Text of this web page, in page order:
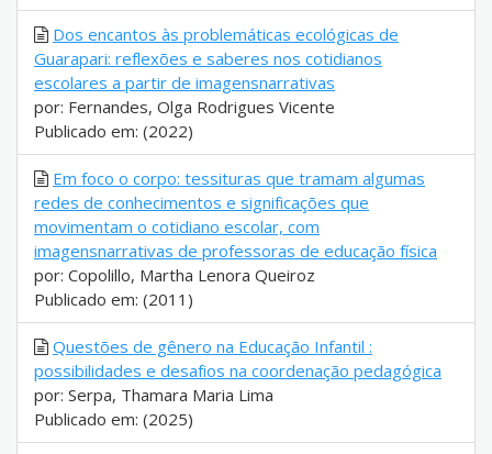
Dos encantos às problemáticas ecológicas de
Guarapari: reflexões e saberes nos cotidianos
escolares a partir de imagensnarrativas
por: Fernandes, Olga Rodrigues Vicente
Publicado em: (2022)
Em foco o corpo: tessituras que tramam algumas
redes de conhecimentos e significações que
movimentam o cotidiano escolar, com
imagensnarrativas de professoras de educação física
por: Copolillo, Martha Lenora Queiroz
Publicado em: (2011)
Questões de gênero na Educação Infantil :
possibilidades e desafios na coordenação pedagógica
por: Serpa, Thamara Maria Lima
Publicado em: (2025)